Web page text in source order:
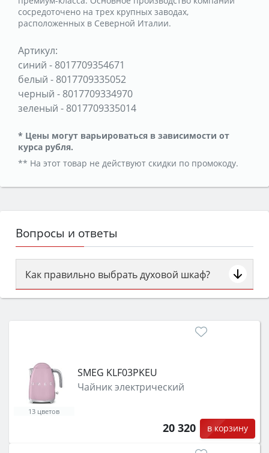
сосредоточено на трех крупных заводах,
расположенных в Северной Италии.
Артикул:
синий - 8017709354671
белый - 8017709335052
черный - 8017709334970
зеленый - 8017709335014
* Цены могут варьироваться в зависимости от
курса рубля.
** На этот товар не действуют скидки по промокоду.
Вопросы и ответы
Как правильно выбрать духовой шкаф?
Сначала определитесь с типом (газовый или
затем смотрите на объём 50–70 л для семьи,
защита от детей).SMEG KLF03PKEU
Чайник электрический
20 320 в корзину
13 цветов